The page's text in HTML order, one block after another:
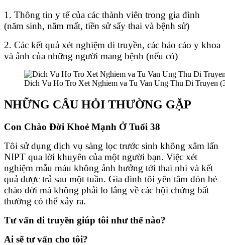
1. Thông tin y tế của các thành viên trong gia đình
(năm sinh, năm mất, tiền sử sẩy thai và bệnh sử)
2. Các kết quả xét nghiệm di truyền, các báo cáo y khoa
và ảnh của những người mang bệnh (nếu có)
Dich Vu Ho Tro Xet Nghiem va Tu Van Ung Thu Di Truyen
NHỮNG CÂU HỎI THƯỜNG GẶP
Con Chào Đời Khoẻ Mạnh Ở Tuổi 38
Tôi sử dụng dịch vụ sàng lọc trước sinh không xâm lấn
NIPT qua lời khuyên của một người bạn. Việc xét
nghiệm mẫu máu không ảnh hưởng tới thai nhi và kết
quả được trả sau một tuần. Gia đình tôi yên tâm đón bé
chào đời mà không phải lo lắng về các hội chứng bất
thường có thể xảy ra.
Tư vấn di truyền giúp tôi như thế nào?
Ai sẽ tư vấn cho tôi?